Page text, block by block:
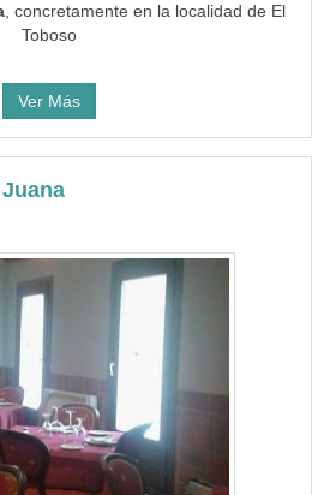
, concretamente en la localidad de El
Toboso
Ver Más